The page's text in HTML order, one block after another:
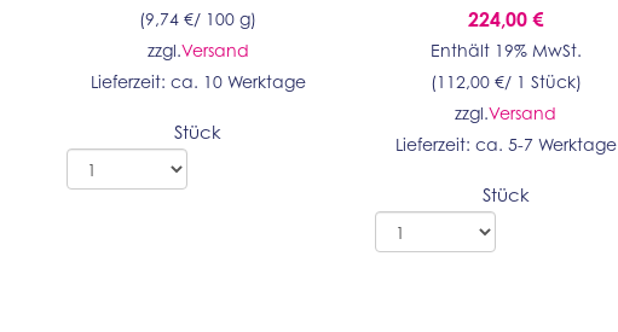
(9,74€/ 100 g)
zzgl.Versand
Lieferzeit: ca. 10 Werktage
Stück
224,00 €
Enthält 19% MwSt.
(112,00 €/ 1 Stück)
zzgl.Versand
Lieferzeit: ca. 5-7 Werktage
Stück